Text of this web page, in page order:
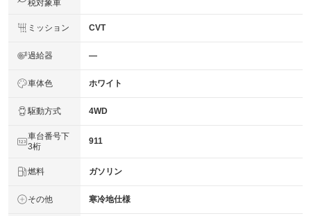
税対象車
ミッション CVT
過給器 ―
車体色 ホワイト
駆動方式 4WD
車台番号下
3桁
911
燃料 ガソリン
その他 寒冷地仕様